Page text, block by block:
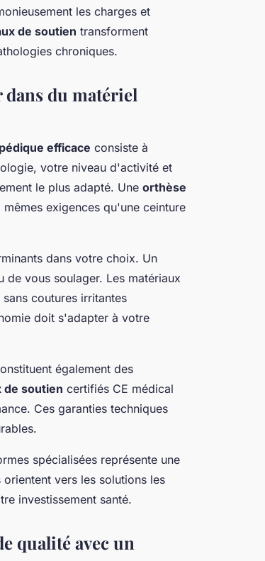
les charges et
de soutien transforment
chroniques.
du matériel
efficace consiste à
votre niveau d'activité et
le plus adapté. Une orthèse
exigences qu'une ceinture
dans votre choix. Un
vous soulager. Les matériaux
coutures irritantes
doit s'adapter à votre
également des
de soutien certifiés CE médical
Ces garanties techniques
spécialisées représente une
vers les solutions les
investissement santé.
qualité avec un